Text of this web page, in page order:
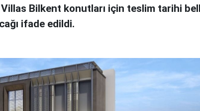
Bilkent konutları için teslim tarihi
ifade edildi.